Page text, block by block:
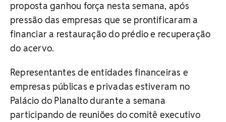
proposta ganhou força nesta semana, após
pressão das empresas que se prontificaram a
financiar a restauração do prédio e recuperação
do acervo.
Representantes de entidades financeiras e
empresas públicas e privadas estiveram no
Palácio do Planalto durante a semana
participando de reuniões do comitê executivo